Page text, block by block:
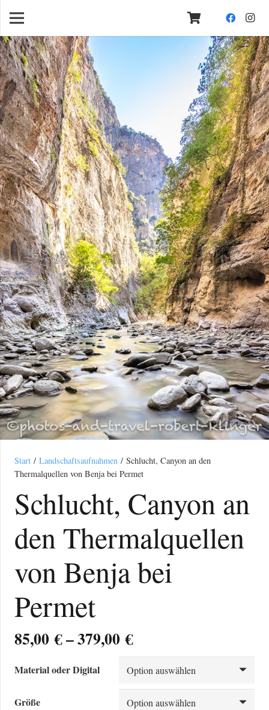
Start / Landschaftsaufnahmen / Schlucht, Canyon an den
Thermalquellen von Benja bei Permet
Schlucht, Canyon an
den Thermalquellen
von Benja bei
Permet
85,00€–379,00€Preisspanne:
85,00 €
bis
379,00 €
Material oder Digital
Größe